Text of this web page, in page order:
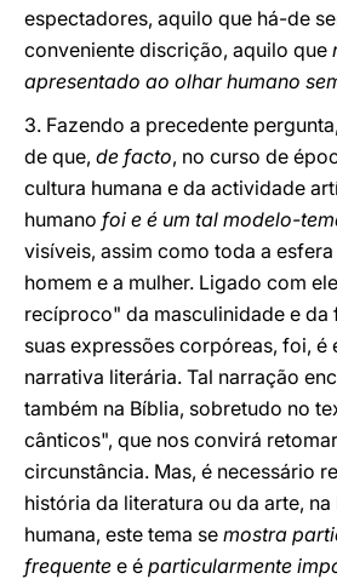
espectadores, aquilo que há-de
conveniente discrição, aquilo que
apresentado ao olhar humano
3. Fazendo a precedente
de que, de facto, no curso de
cultura humana e da actividade
humano foi e é um tal modelo-
visíveis, assim como toda a
homem e a mulher. Ligado com
recíproco" da masculinidade e da
suas expressões corpóreas, foi, é
narrativa literária. Tal narração
também na Bíblia, sobretudo no
cânticos", que nos convirá
circunstância. Mas, é necessário
história da literatura ou da arte,
humana, este tema se mostra
frequente e é particularmente